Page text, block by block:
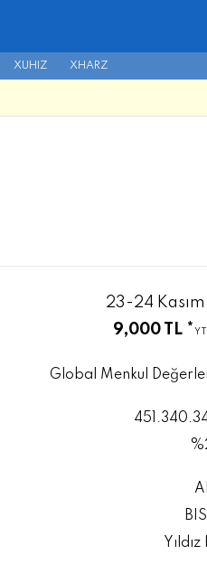
XUHIZ XHARZ
23-24 Kasım
9,000 TL *
Global Menkul